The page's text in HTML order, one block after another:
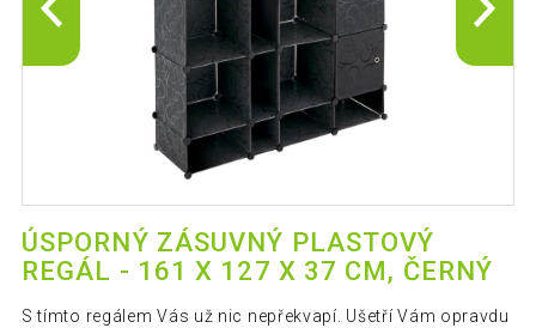
ÚSPORNÝ ZÁSUVNÝ PLASTOVÝ
REGÁL - 161 X 127 X 37 CM, ČERNÝ
S tímto regálem Vás už nic nepřekvapí. Ušetří Vám opravdu